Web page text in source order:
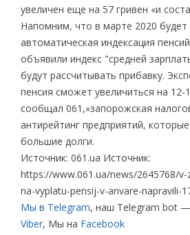
увеличен еще на 57 гривен «и
Напомним, что в марте 2020 будет
автоматическая индексация
объявили индекс "средней
будут рассчитывать прибавку.
пенсия сможет увеличиться на 12-
сообщал 061,»запорожская
антирейтинг предприятий,
большие долги.
Источник: 061.ua Источник:
https://www.061.ua/news/2645768/
na-vyplatu-pensij-v-anvare-napravili-
Мы в Telegram, наш Telegram bot
Viber, Мы на Facebook